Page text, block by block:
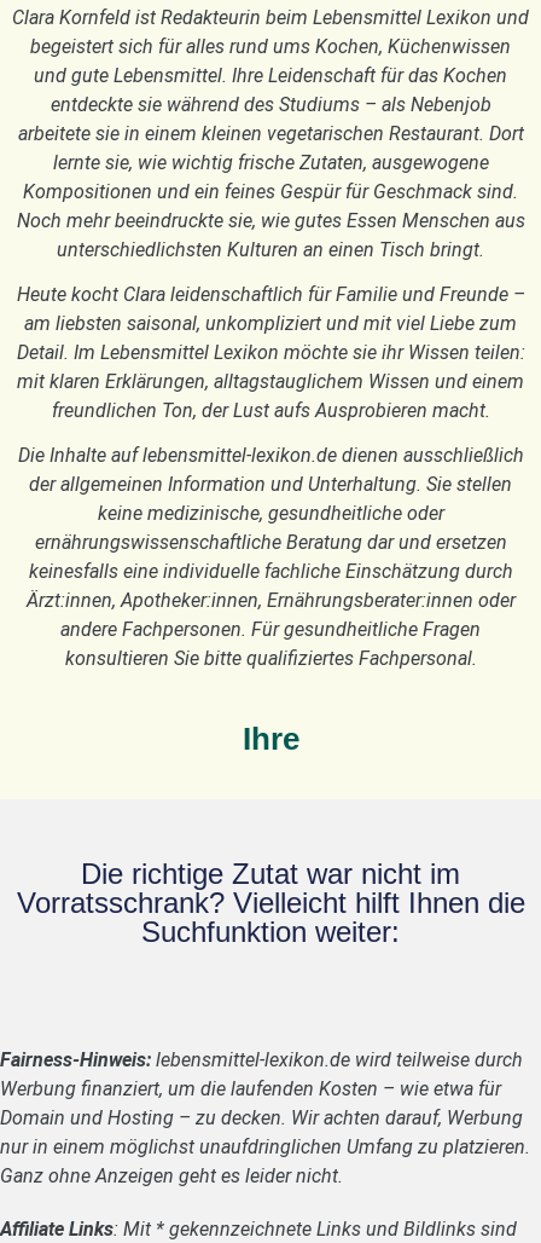
Clara Kornfeld ist Redakteurin beim Lebensmittel Lexikon und
begeistert sich für alles rund ums Kochen, Küchenwissen
und gute Lebensmittel. Ihre Leidenschaft für das Kochen
entdeckte sie während des Studiums – als Nebenjob
arbeitete sie in einem kleinen vegetarischen Restaurant. Dort
lernte sie, wie wichtig frische Zutaten, ausgewogene
Kompositionen und ein feines Gespür für Geschmack sind.
Noch mehr beeindruckte sie, wie gutes Essen Menschen aus
unterschiedlichsten Kulturen an einen Tisch bringt.
Heute kocht Clara leidenschaftlich für Familie und Freunde –
am liebsten saisonal, unkompliziert und mit viel Liebe zum
Detail. Im Lebensmittel Lexikon möchte sie ihr Wissen teilen:
mit klaren Erklärungen, alltagstauglichem Wissen und einem
freundlichen Ton, der Lust aufs Ausprobieren macht.
Die Inhalte auf lebensmittel-lexikon.de dienen ausschließlich
der allgemeinen Information und Unterhaltung. Sie stellen
keine medizinische, gesundheitliche oder
ernährungswissenschaftliche Beratung dar und ersetzen
keinesfalls eine individuelle fachliche Einschätzung durch
Ärzt:innen, Apotheker:innen, Ernährungsberater:innen oder
andere Fachpersonen. Für gesundheitliche Fragen
konsultieren Sie bitte qualifiziertes Fachpersonal.
Ihre
Die richtige Zutat war nicht im
Vorratsschrank? Vielleicht hilft Ihnen die
Suchfunktion weiter:
Fairness-Hinweis: lebensmittel-lexikon.de wird teilweise durch
Werbung finanziert, um die laufenden Kosten – wie etwa für
Domain und Hosting – zu decken. Wir achten darauf, Werbung
nur in einem möglichst unaufdringlichen Umfang zu platzieren.
Ganz ohne Anzeigen geht es leider nicht.
Affiliate Links: Mit * gekennzeichnete Links und Bildlinks sind